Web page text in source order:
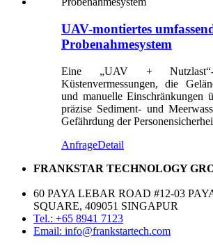
UAV-montiertes
Probenahmesystem
Eine „UAV +
Küstenvermessungen, die
und manuelle Einschränkungen
präzise Sediment- und
Gefährdung der
AnfrageDetail
FRANKSTAR TECHNOLOGY
60 PAYA LEBAR ROAD #12-03
SQUARE, 409051 SINGAPUR
Tel.: +65 8941 7123
Email: info@frankstartech.com